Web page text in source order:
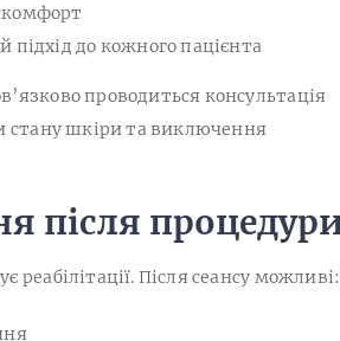
підхід до кожного пацієнта
проводиться консультація
стану шкіри та виключення
після
реабілітації. Після сеансу можливі: